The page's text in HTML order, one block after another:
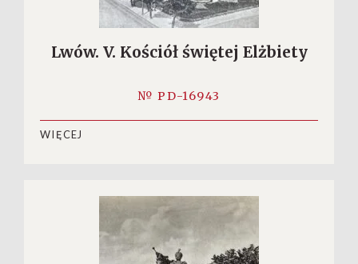
Lwów. V. Kościół świętej Elżbiety
№ PD-16943
WIĘCEJ